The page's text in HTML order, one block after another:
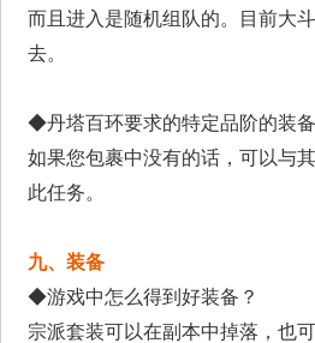
而且 进入是随机组队的。目 前大
去。
◆丹塔百环要求的特定品阶的装
如果您包裹中没有的话 ，可以与
此任务。
九、装备
◆游戏中怎么得到好装备？
宗派套装可以在副本中掉落，也